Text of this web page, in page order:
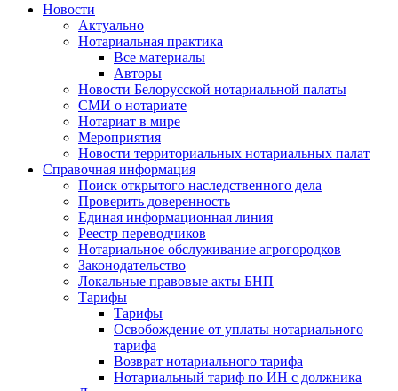
Новости
Актуально
Нотариальная практика
Все материалы
Авторы
Новости Белорусской нотариальной палаты
СМИ о нотариате
Нотариат в мире
Мероприятия
Новости территориальных нотариальных палат
Справочная информация
Поиск открытого наследственного дела
Проверить доверенность
Единая информационная линия
Реестр переводчиков
Нотариальное обслуживание агрогородков
Законодательство
Локальные правовые акты БНП
Тарифы
Тарифы
Освобождение от уплаты нотариального
тарифа
Возврат нотариального тарифа
Нотариальный тариф по ИН с должника